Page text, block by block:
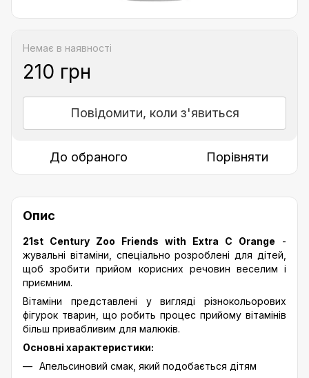
Немає в наявності
210 грн
Повідомити, коли з'явиться
До обраного Порівняти
Опис
21st Century Zoo Friends with Extra C Orange -
жувальні вітаміни, спеціально розроблені для дітей,
щоб зробити прийом корисних речовин веселим і
приємним.
Вітаміни представлені у вигляді різнокольорових
фігурок тварин, що робить процес прийому вітамінів
більш привабливим для малюків.
Основні характеристики:
Апельсиновий смак, який подобається дітям